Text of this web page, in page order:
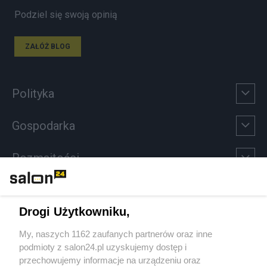
Podziel się swoją opinią
ZAŁÓŻ BLOG
Polityka
Gospodarka
Rozmaitości
Sport
Społeczeństwo
Drogi Użytkowniku,
My, naszych 1162 zaufanych partnerów oraz inne
podmioty z salon24.pl uzyskujemy dostęp i
przechowujemy informacje na urządzeniu oraz